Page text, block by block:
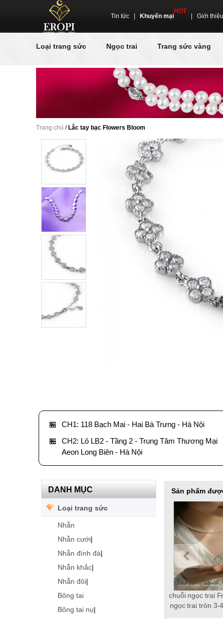
Tin tức Khuyến mại
HOT
Giới thiệu
Loại trang sức Ngọc trai Trang sức vàng
Trang chủ / Lắc tay bạc Flowers Bloom
🏪
CH1: 118 Bạch Mai - Hai Bà Trưng - Hà Nội
🏪
CH2: Lô LB2 - Tầng 2 - Trung Tâm Thương Mại
Aeon Long Biên - Hà Nội
DANH MỤC
Loại trang sức
Nhẫn
Nhẫn cưới|
Nhẫn đính đá|
Nhẫn khắc|
Nhẫn đôi|
Bông tai
Bông tai nụ|
Sản phẩm
Lắc tay ngọc trai Freshwater
tròn 6-7mm trắng vàng 18k
Freshwater tròn 6-7mm vàng
chuỗi ngọc trai Freshwater 18k,
ngọc trai tròn 3-4mm Elegance
Bông tai ngọc trai thật 8-9mm
Lắc tay ngọc trai tròn 10-12mm
Chuỗi ngọc trai Freshwater
tròn 5-6mm trắng chốt bạc
Chuỗi ngọc
tròn 6-7mm